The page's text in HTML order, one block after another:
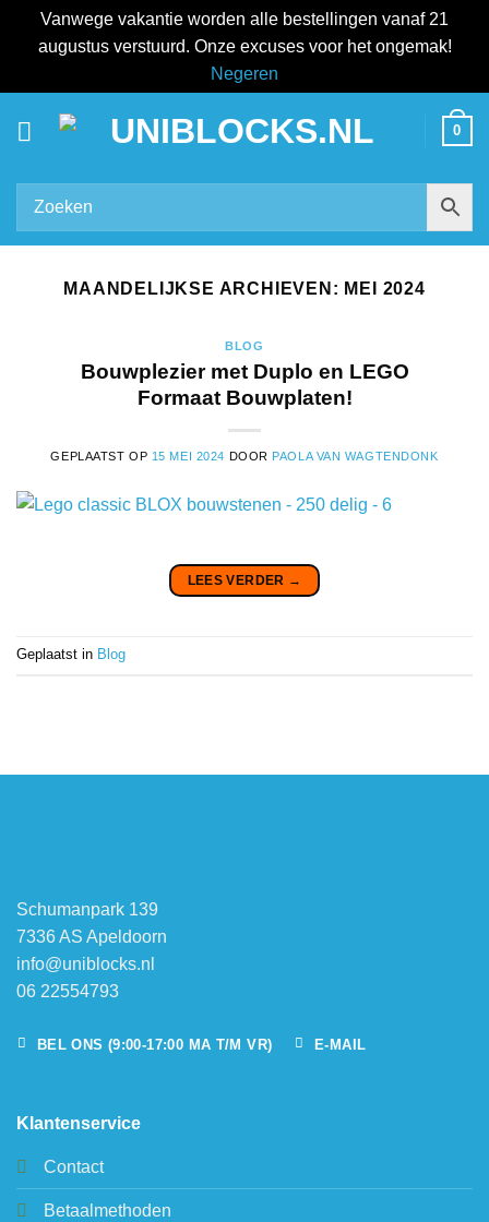
Vanwege vakantie worden alle bestellingen vanaf 21
augustus verstuurd. Onze excuses voor het ongemak!
Negeren
0
MAANDELIJKSE ARCHIEVEN: MEI 2024
BLOG
Bouwplezier met Duplo en LEGO
Formaat Bouwplaten!
GEPLAATST OP 15 MEI 2024 DOOR PAOLA VAN WAGTENDONK
LEES VERDER →
Geplaatst in Blog
Schumanpark 139
7336 AS Apeldoorn
info@uniblocks.nl
06 22554793
BEL ONS (9:00-17:00 MA T/M VR) E-MAIL
Klantenservice
Contact
Betaalmethoden